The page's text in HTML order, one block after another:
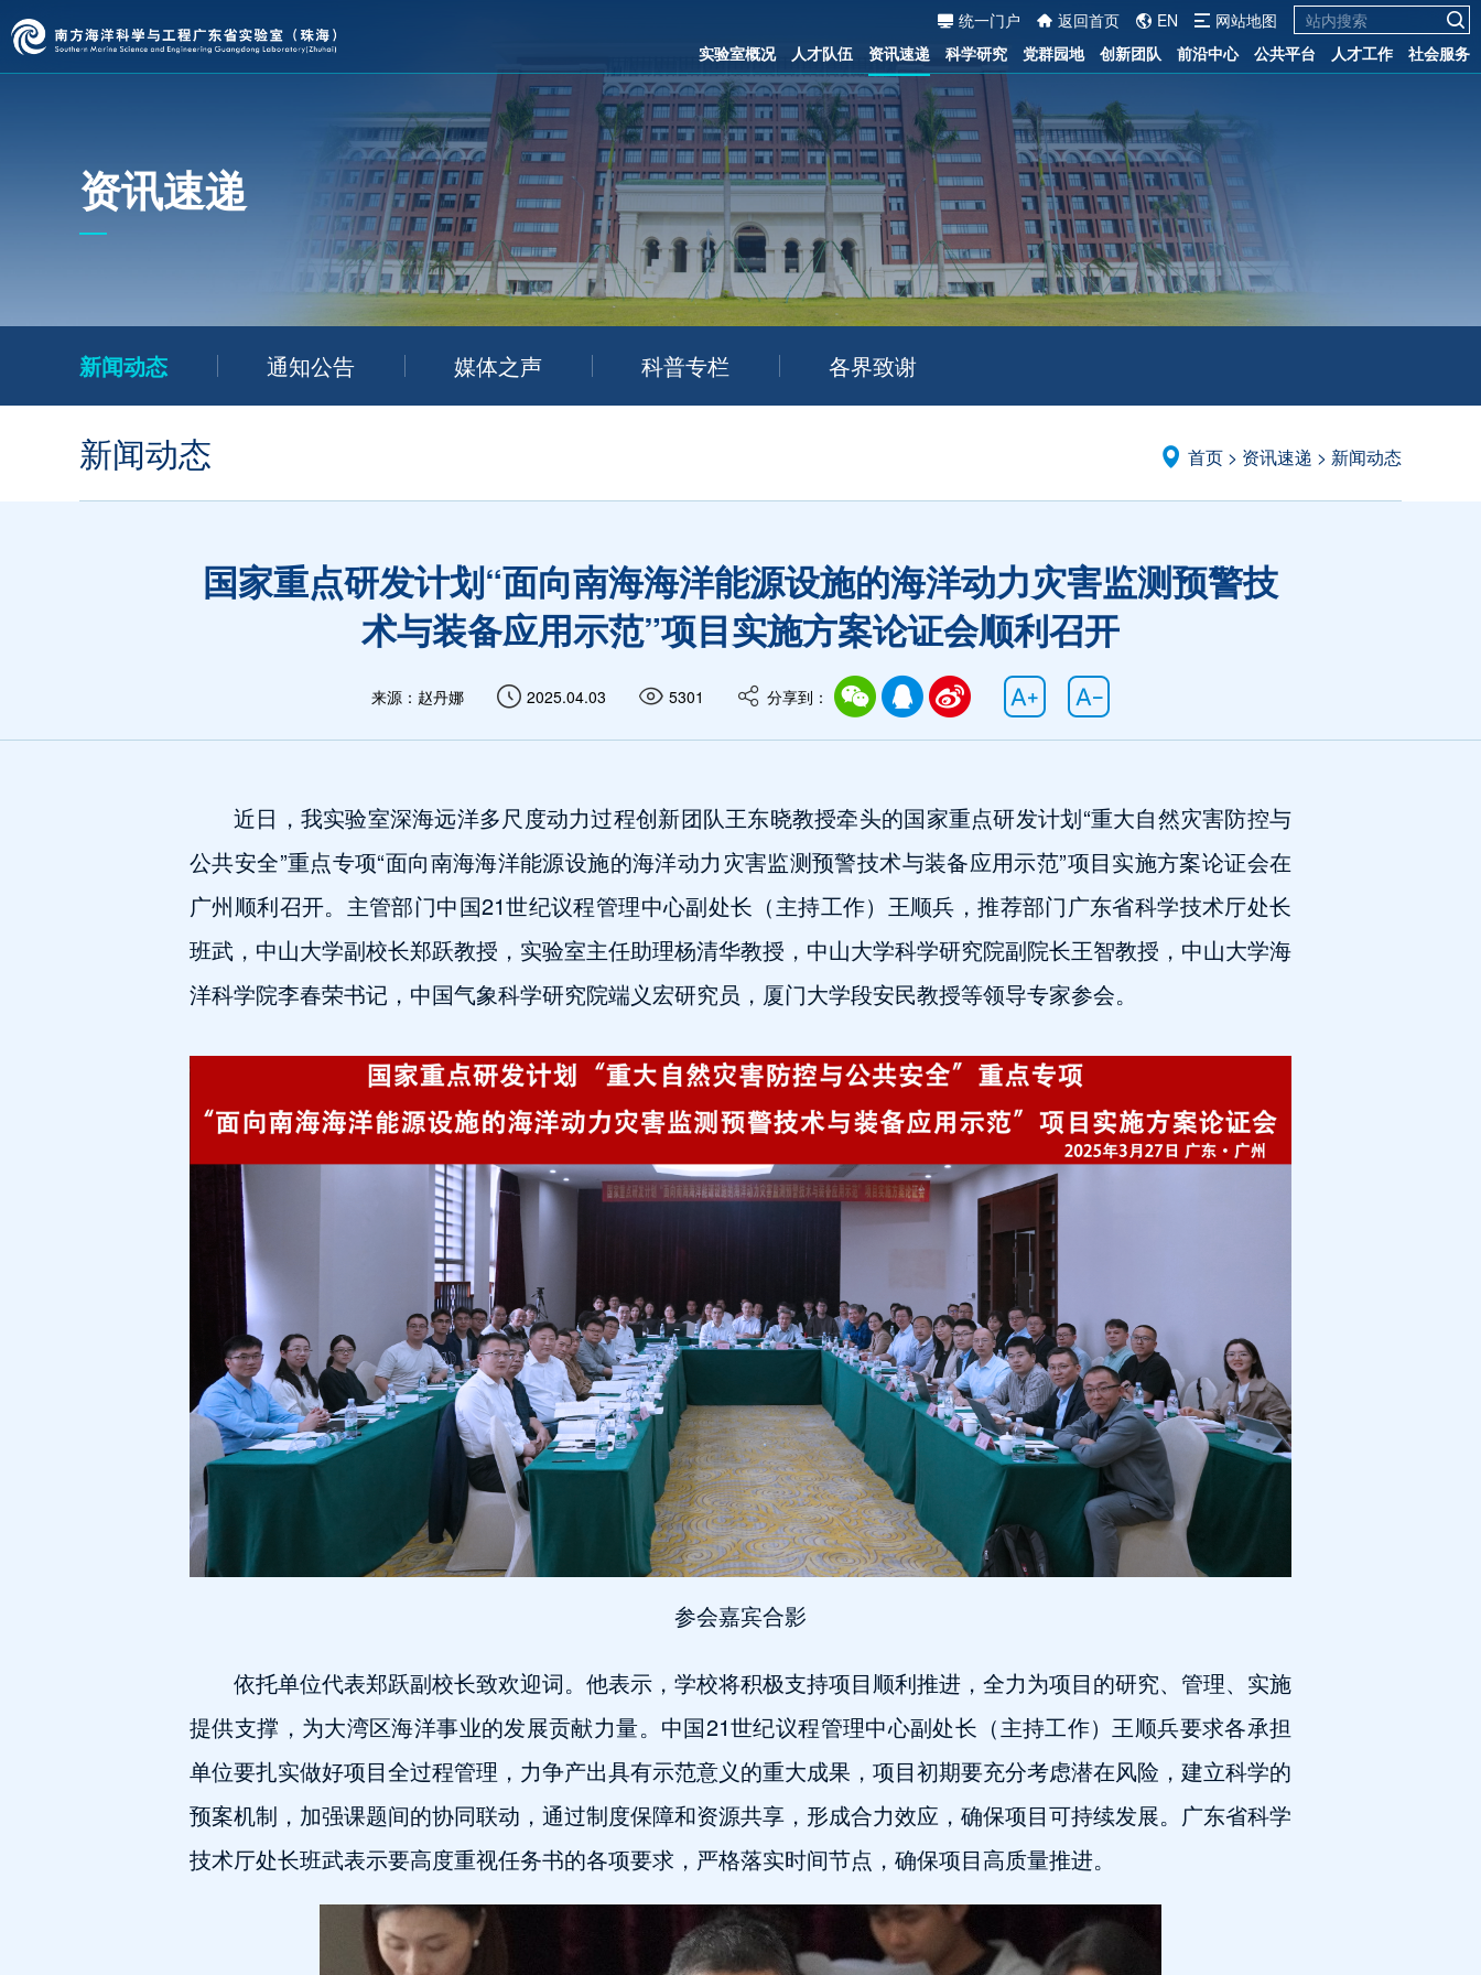
统一门户 返回首页 EN
网站地图
实验室概况
人才队伍 资讯速递 科学研究 党群园地 创新团队 前沿中心 公共平台 人才工作 社会服务
资讯速递
新闻动态 通知公告 媒体之声 科普专栏 各界致谢
新闻动态 首页 > 资讯速递 > 新闻动态
国家重点研发计划“面向南海海洋能源设施的海洋动力灾害监测预警技
术与装备应用示范”项目实施方案论证会顺利召开
来源：赵丹娜 2025.04.03 5301 分享到：
近日，我实验室深海远洋多尺度动力过程创新团队王东晓教授牵头的国家重点研发计划“重大自然灾害防控与
公共安全”重点专项“面向南海海洋能源设施的海洋动力灾害监测预警技术与装备应用示范”项目实施方案论证会在
广州顺利召开。主管部门中国21世纪议程管理中心副处长（主持工作）王顺兵，推荐部门广东省科学技术厅处长
班武，中山大学副校长郑跃教授，实验室主任助理杨清华教授，中山大学科学研究院副院长王智教授，中山大学海
洋科学院李春荣书记，中国气象科学研究院端义宏研究员，厦门大学段安民教授等领导专家参会。
参会嘉宾合影
依托单位代表郑跃副校长致欢迎词。他表示，学校将积极支持项目顺利推进，全力为项目的研究、管理、实施
提供支撑，为大湾区海洋事业的发展贡献力量。中国21世纪议程管理中心副处长（主持工作）王顺兵要求各承担
单位要扎实做好项目全过程管理，力争产出具有示范意义的重大成果，项目初期要充分考虑潜在风险，建立科学的
预案机制，加强课题间的协同联动，通过制度保障和资源共享，形成合力效应，确保项目可持续发展。广东省科学
技术厅处长班武表示要高度重视任务书的各项要求，严格落实时间节点，确保项目高质量推进。